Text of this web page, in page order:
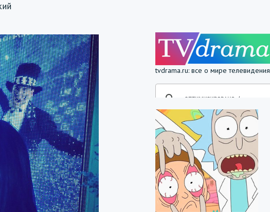
tvdrama.ru: все о мире телевидения